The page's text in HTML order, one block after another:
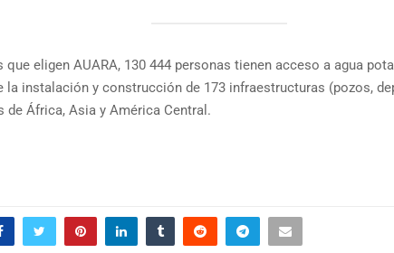
eligen AUARA, 130 444 personas tienen acceso a agua
instalación y construcción de 173 infraestructuras (pozos,
África, Asia y América Central.